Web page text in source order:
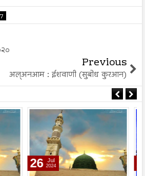
Previous
अल्अनआम : ईशवाणी (सुबोध कुरआन)
26 Jul
2024